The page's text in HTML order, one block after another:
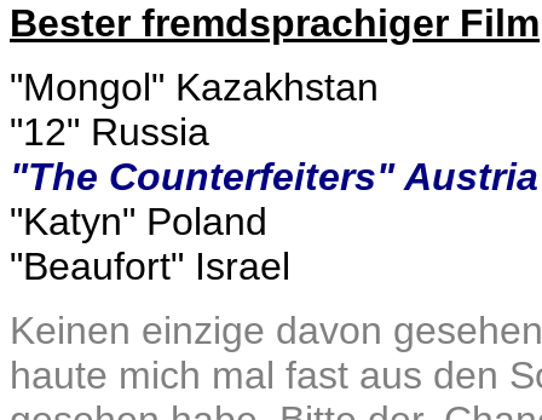
Bester fremdsprachiger Film
"Mongol" Kazakhstan
"12" Russia
"The Counterfeiters" Austria
"Katyn" Poland
"Beaufort" Israel
Keinen einzige davon
haute mich mal fast aus den